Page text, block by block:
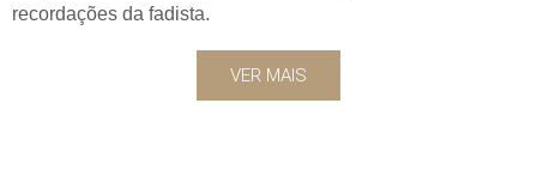
recordações da fadista.
VER MAIS